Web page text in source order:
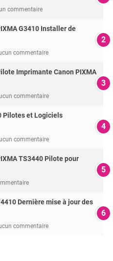
commentaire
G3410 Installer de
commentaire
Imprimante Canon PIXMA
commentaire
Pilotes et Logiciels
commentaire
TS3440 Pilote pour
Dernière mise à jour des
commentaire